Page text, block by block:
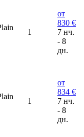
1
от
830 €
7 нч.
- 8
дн.
1
от
834 €
7 нч.
- 8
дн.